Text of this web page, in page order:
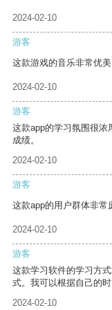
2024-02-10
游客
这款游戏的音乐非常优
2024-02-10
游客
这款app的学习氛围很浓
成绩。
2024-02-10
游客
这款app的用户群体非常
2024-02-10
游客
这款学习软件的学习方
式。我可以根据自己的时
2024-02-10